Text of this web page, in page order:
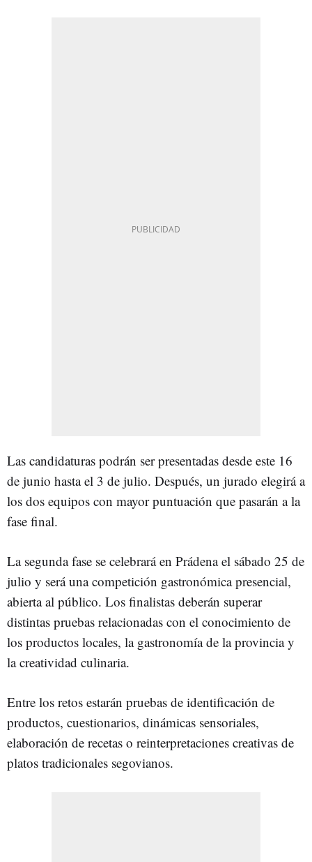
Las candidaturas podrán ser presentadas desde este 16
de junio hasta el 3 de julio. Después, un jurado elegirá a
los dos equipos con mayor puntuación que pasarán a la
fase final.
La segunda fase se celebrará en Prádena el sábado 25 de
julio y será una competición gastronómica presencial,
abierta al público. Los finalistas deberán superar
distintas pruebas relacionadas con el conocimiento de
los productos locales, la gastronomía de la provincia y
la creatividad culinaria.
Entre los retos estarán pruebas de identificación de
productos, cuestionarios, dinámicas sensoriales,
elaboración de recetas o reinterpretaciones creativas de
platos tradicionales segovianos.